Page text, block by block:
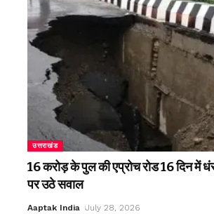
उत्तराखंड
16 करोड़ के पुल की एप्रोच रोड 16 दिन में
पर उठे सवाल
Aaptak India July 28, 2026